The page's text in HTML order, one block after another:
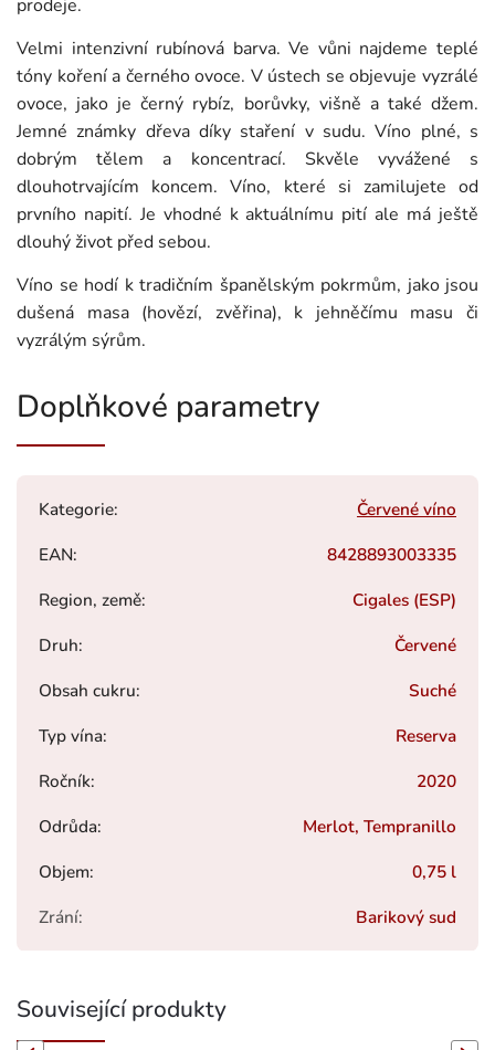
prodeje.
Velmi intenzivní rubínová barva. Ve vůni najdeme teplé
tóny koření a černého ovoce. V ústech se objevuje vyzrálé
ovoce, jako je černý rybíz, borůvky, višně a také džem.
Jemné známky dřeva díky staření v sudu. Víno plné, s
dobrým tělem a koncentrací. Skvěle vyvážené s
dlouhotrvajícím koncem. Víno, které si zamilujete od
prvního napití. Je vhodné k aktuálnímu pití ale má ještě
dlouhý život před sebou.
Víno se hodí k tradičním španělským pokrmům, jako jsou
dušená masa (hovězí, zvěřina), k jehněčímu masu či
vyzrálým sýrům.
Doplňkové parametry
Kategorie:
Červené víno
EAN:
8428893003335
Region, země:
Cigales (ESP)
Druh:
Červené
Obsah cukru:
Suché
Typ vína:
Reserva
Ročník:
2020
Odrůda:
Merlot, Tempranillo
Objem:
0,75 l
Zrání: Barikový sud
Související produkty